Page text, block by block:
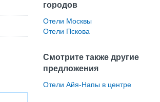
городов
Отели Москвы
Отели Пскова
Смотрите также другие
предложения
Отели Айя-Напы в центре